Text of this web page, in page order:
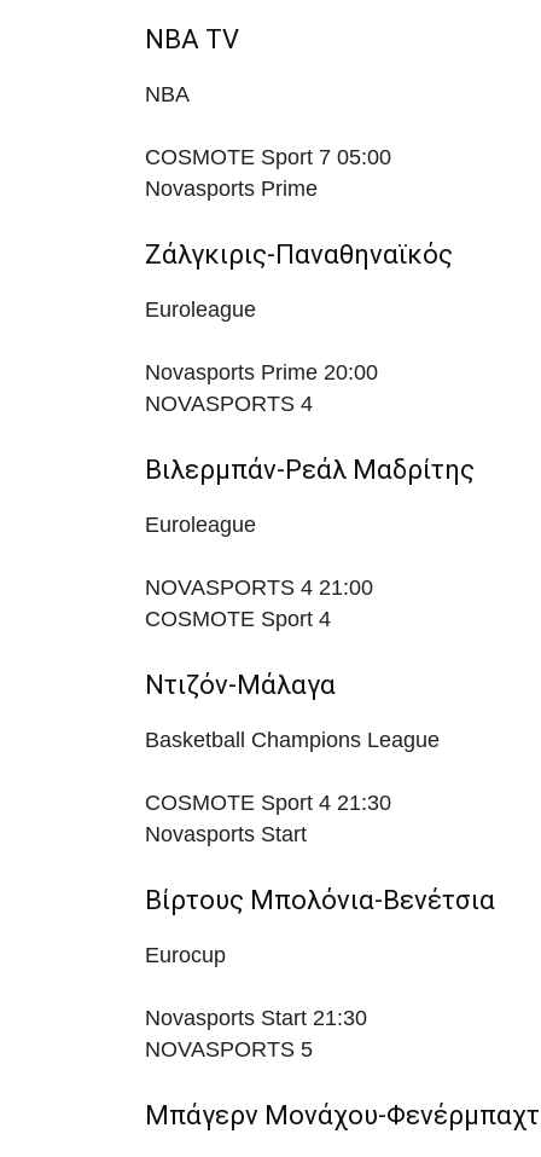
NBA TV
NBA
COSMOTE Sport 7 05:00
Novasports Prime
Ζάλγκιρις-Παναθηναϊκός
Euroleague
Novasports Prime 20:00
NOVASPORTS 4
Βιλερμπάν-Ρεάλ Μαδρίτης
Euroleague
NOVASPORTS 4 21:00
COSMOTE Sport 4
Ντιζόν-Μάλαγα
Basketball Champions League
COSMOTE Sport 4 21:30
Novasports Start
Βίρτους Μπολόνια-Βενέτσια
Eurocup
Novasports Start 21:30
NOVASPORTS 5
Μπάγερν Μονάχου-